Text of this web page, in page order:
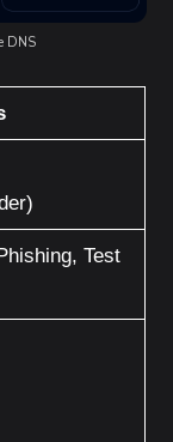
DNS
Test